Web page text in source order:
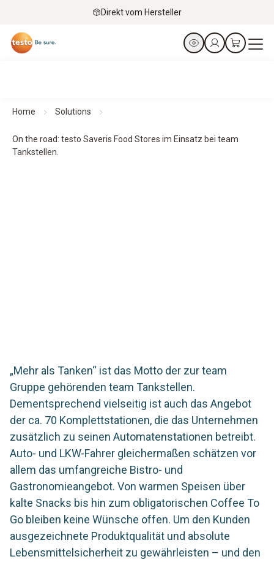
Direkt vom Hersteller
Home Solutions
On the road: testo Saveris Food Stores im Einsatz bei team
Tankstellen.
„Mehr als Tanken“ ist das Motto der zur team
Gruppe gehörenden team Tankstellen.
Dementsprechend vielseitig ist auch das Angebot
der ca. 70 Komplettstationen, die das Unternehmen
zusätzlich zu seinen Automatenstationen betreibt.
Auto- und LKW-Fahrer gleichermaßen schätzen vor
allem das umfangreiche Bistro- und
Gastronomieangebot. Von warmen Speisen über
kalte Snacks bis hin zum obligatorischen Coffee To
Go bleiben keine Wünsche offen. Um den Kunden
ausgezeichnete Produktqualität und absolute
Lebensmittelsicherheit zu gewährleisten – und den